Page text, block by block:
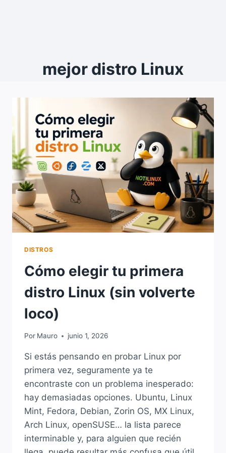
mejor distro Linux
DISTROS
Cómo elegir tu primera
distro Linux (sin volverte
loco)
Por Mauro junio 1, 2026
Si estás pensando en probar Linux por
primera vez, seguramente ya te
encontraste con un problema inesperado:
hay demasiadas opciones. Ubuntu, Linux
Mint, Fedora, Debian, Zorin OS, MX Linux,
Arch Linux, openSUSE… la lista parece
interminable y, para alguien que recién